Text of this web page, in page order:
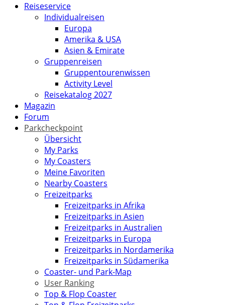
Reiseservice
Individualreisen
Europa
Amerika & USA
Asien & Emirate
Gruppenreisen
Gruppentourenwissen
Activity Level
Reisekatalog 2027
Magazin
Forum
Parkcheckpoint
Übersicht
My Parks
My Coasters
Meine Favoriten
Nearby Coasters
Freizeitparks
Freizeitparks in Afrika
Freizeitparks in Asien
Freizeitparks in Australien
Freizeitparks in Europa
Freizeitparks in Nordamerika
Freizeitparks in Südamerika
Coaster- und Park-Map
User Ranking
Top & Flop Coaster